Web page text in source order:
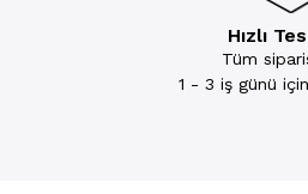
Hızlı
Tüm
1 - 3 iş günü